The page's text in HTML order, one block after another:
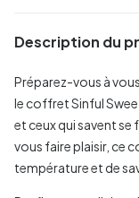
Description du
Préparez-vous à
le coffret Sinful
et ceux qui savent se
vous faire plaisir, ce
température et de